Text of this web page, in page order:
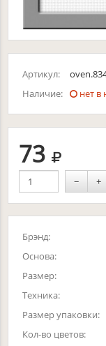
Артикул:
Наличие:
нет в
73 руб.
− +
Брэнд:
Основа:
Размер:
Техника:
Размер упаковки:
Кол-во цветов: